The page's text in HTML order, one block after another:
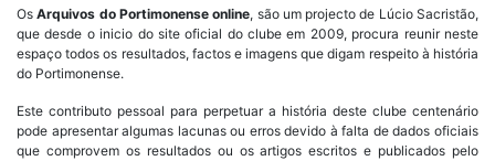
OsArquivos do Portimonense online, são um projecto de Lúcio Sacristão,
que desde o inicio do site oficial do clube em 2009, procura reunir neste
espaço todos os resultados, factos e imagens que digam respeito à história
do Portimonense.
Este contributo pessoal para perpetuar a história deste clube centenário
pode apresentar algumas lacunas ou erros devido à falta de dados oficiais
que comprovem os resultados ou os artigos escritos e publicados pelo